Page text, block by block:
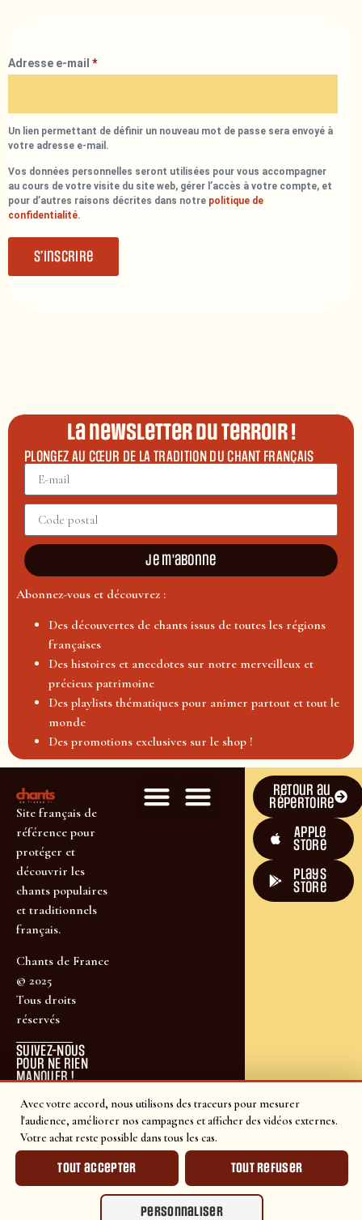
Avec votre accord, nous utilisons des traceurs pour mesurer
l'audience, améliorer nos campagnes et afficher des vidéos externes.
Votre achat reste possible dans tous les cas.
Tout accepter Tout refuser
Personnaliser
Adresse e-mail *
Un lien permettant de définir un nouveau mot de passe sera envoyé à
votre adresse e-mail.
Vos données personnelles seront utilisées pour vous accompagner
au cours de votre visite du site web, gérer l’accès à votre compte, et
pour d’autres raisons décrites dans notre politique de
confidentialité.
S’inscrire
La newsletter du terroir !
PLONGEZ AU CŒUR DE LA TRADITION DU CHANT FRANÇAIS
Je m'abonne
Abonnez-vous et découvrez :
Des découvertes de chants issus de toutes les régions
françaises
Des histoires et anecdotes sur notre merveilleux et
précieux patrimoine
Des playlists thématiques pour animer partout et tout le
monde
Des promotions exclusives sur le shop !
Site français de
référence pour
protéger et
découvrir les
chants populaires
et traditionnels
français.
Chants de France
© 2025
Tous droits
réservés
SUIVEZ-NOUS
POUR NE RIEN
MANQUER !
Retour au
répertoire
Apple
Store
plays
store